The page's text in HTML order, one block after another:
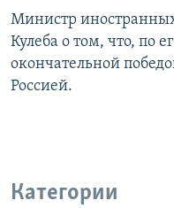
Министр
Кулеба о том, что, по
окончательной
Россией.
Категории